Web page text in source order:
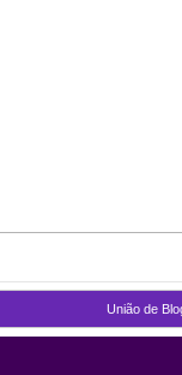
União de